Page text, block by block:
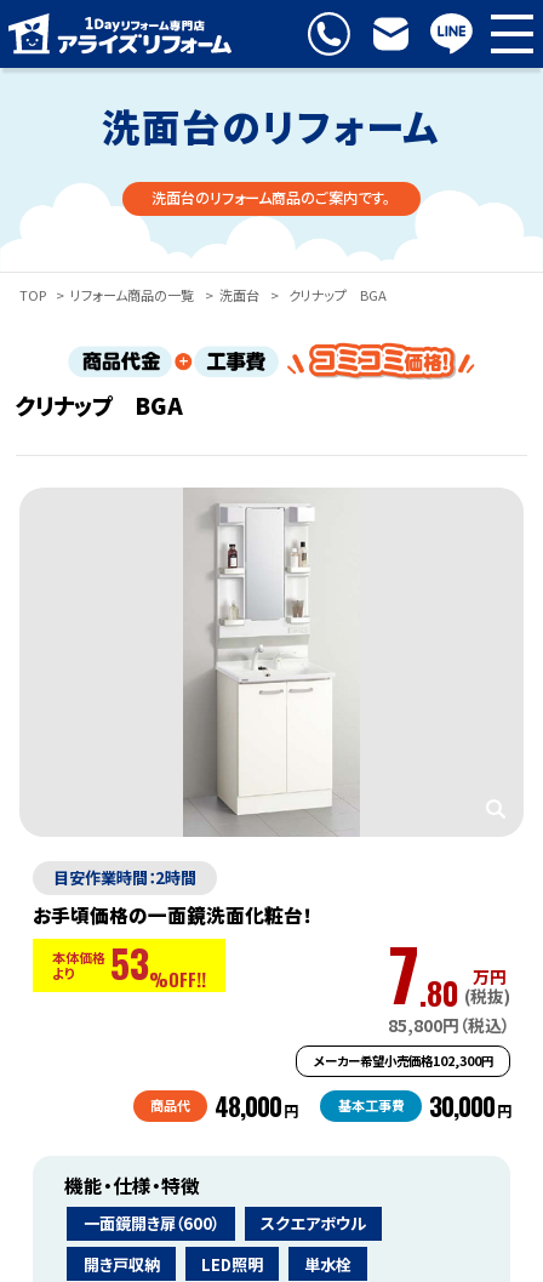
洗面台のリフォーム
洗面台のリフォーム商品のご案内です。
TOP > リフォーム商品の一覧 > 洗面台 > クリナップ BGA
クリナップ BGA
目安作業時間：2時間
お手頃価格の一面鏡洗面化粧台！
本体価格
より
53%OFF!! 7.80
万円
(税抜)
85,800円（税込）
メーカー希望小売価格102,300円
商品代 48,000円 基本工事費 30,000円
機能・仕様・特徴
一面鏡開き扉（600）
スクエアボウル
開き戸収納
LED照明 単水栓